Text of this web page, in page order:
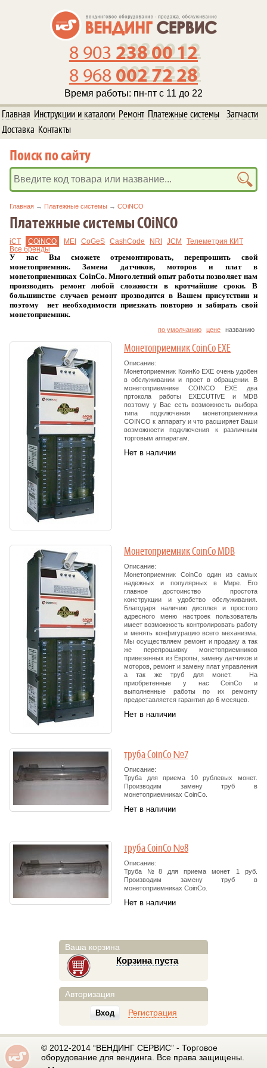
8 903 238 00 12
8 968 002 72 28
Время работы: пн-пт с 11 до 22
Главная Инструкции и каталоги Ремонт Платежные системы
Запчасти
Доставка Контакты
Авторизация
Вход Регистрация
Поиск по сайту
Главная → Платежные системы → COiNCO
Платежные системы COiNCO
iCT COiNCO MEI CoGeS CashCode NRI JCM
Телеметрия КИТ
Все бренды
У нас Вы сможете отремонтировать, перепрошить свой
монетоприемник. Замена датчиков, моторов и плат в
монетоприемниках CoinCo. Многолетний опыт работы позволяет нам
производить ремонт любой сложности в кротчайшие сроки. В
большинстве случаев ремонт прозводится в Вашем присутствии и
поэтому нет необходимости приезжать повторно и забирать свой
монетоприемник.
по умолчанию цене названию
Монетоприемник CoinCo EXE
Описание:
Монетоприемник КоинКо EXE очень удобен
в обслуживании и прост в обращении. В
монетоприемнике COINCO EXE два
пртокола работы EXECUTIVE и MDB
поэтому у Вас есть возможность выбора
типа подключения монетоприемника
COINCO к аппарату и что расширяет Ваши
возможности подключения к различным
торговым аппаратам.
Нет в наличии
Монетоприемник CoinCo MDB
Описание:
Монетоприемник CoinCo один из самых
надежных и популярных в Мире. Его
главное достоинство простота
конструкции и удобство обслуживания.
Благодаря наличию дисплея и простого
адресного меню настроек пользователь
имеет возможность контролировать работу
и менять конфигурацию всего механизма.
Мы осуществляем ремонт и продажу а так
же перепрошивку монетоприемников
привезенных из Европы, замену датчиков и
моторов, ремонт и замену плат управления
а так же труб для монет. На
приобретенные у нас CoinCo и
выполненные работы по их ремонту
предоставляется гарантия до 6 месяцев.
Нет в наличии
труба CoinCo №7
Описание:
Труба для приема 10 рублевых монет.
Производим замену труб в
монетоприемниках CoinCo.
Нет в наличии
труба CoinCo №8
Описание:
Труба №8 для приема монет 1 руб.
Производим замену труб в
монетоприемниках CoinCo.
Нет в наличии
Ваша корзина
Корзина пуста
© 2012-2014 “ВЕНДИНГ СЕРВИС” - Торговое
оборудование для вендинга. Все права защищены.